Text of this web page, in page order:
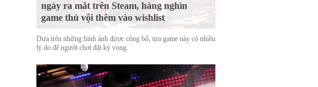
ngày ra mắt trên Steam, hàng nghìn
game thủ vội thêm vào wishlist
Dựa trên những hình ảnh được công bố, tựa game này có nhiều
lý do để người chơi đặt kỳ vọng.